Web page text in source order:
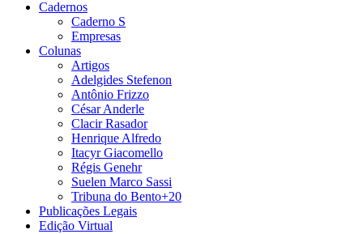
Cadernos
Caderno S
Empresas
Colunas
Artigos
Adelgides Stefenon
Antônio Frizzo
César Anderle
Clacir Rasador
Henrique Alfredo
Itacyr Giacomello
Régis Genehr
Suelen Marco Sassi
Tribuna do Bento+20
Publicações Legais
Edição Virtual